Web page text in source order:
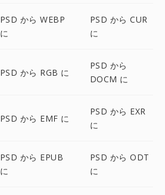
PSD から WEBP
に
PSD から CUR
に
PSD から RGB に
PSD から
DOCM に
PSD から EMF に
PSD から EXR
に
PSD から EPUB
に
PSD から ODT
に